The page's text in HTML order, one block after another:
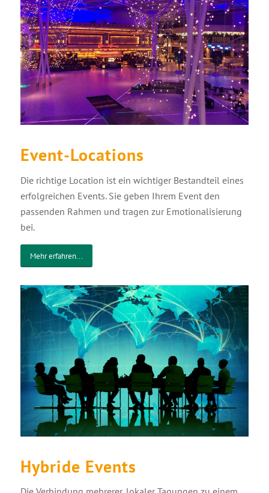
Event-Locations
Die richtige Location ist ein wichtiger Bestandteil eines
erfolgreichen Events. Sie geben Ihrem Event den
passenden Rahmen und tragen zur Emotionalisierung
bei.
Mehr erfahren...
Hybride Events